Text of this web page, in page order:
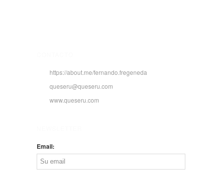
https://about.me/fernando.fregeneda
queseru@queseru.com
www.queseru.com
Email: